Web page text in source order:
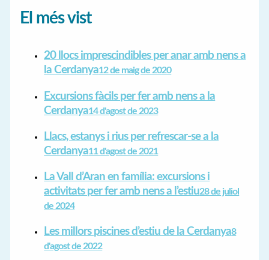
El més vist
20 llocs imprescindibles per anar amb nens a
la Cerdanya12 de maig de 2020
Excursions fàcils per fer amb nens a la
Cerdanya14 d'agost de 2023
Llacs, estanys i rius per refrescar-se a la
Cerdanya11 d'agost de 2021
La Vall d’Aran en família: excursions i
activitats per fer amb nens a l’estiu28 de juliol
de 2024
Les millors piscines d’estiu de la Cerdanya8
d'agost de 2022